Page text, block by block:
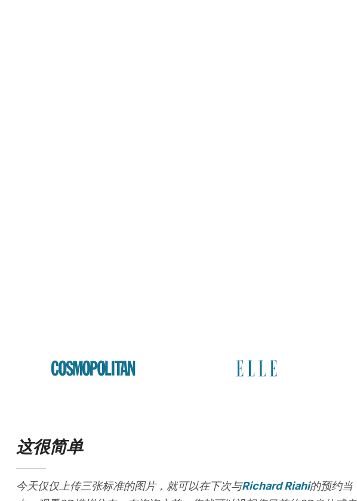
这很简单
今天仅仅上传三张标准的图片，就可以在下次与Richard Riahi的预约当